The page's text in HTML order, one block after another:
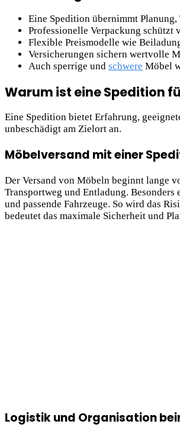
Eine Spedition übernimmt
Professionelle Verpackung schützt
Flexible Preismodelle wie
Versicherungen sichern wertvolle
Auch sperrige und schwere Möbel
Warum ist eine Spedition
Eine Spedition bietet Erfahrung,
unbeschädigt am Zielort an.
Möbelversand mit einer
Der Versand von Möbeln beginnt lange
Transportweg und Entladung.
und passende Fahrzeuge. So wird das
bedeutet das maximale Sicherheit und
Logistik und Organisation